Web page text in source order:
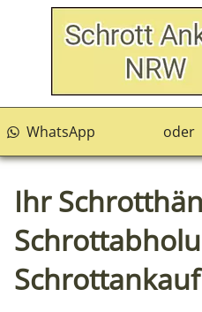
WhatsApp oder
Ihr